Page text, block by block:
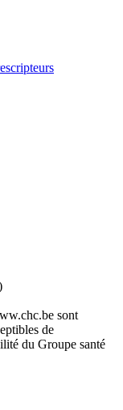
sont
de
du Groupe santé